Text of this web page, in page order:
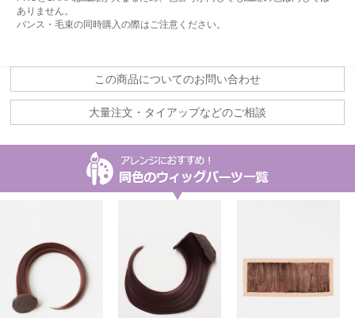
ありません。
バンス・毛束の同時購入の際はご注意ください。
この商品についてのお問い合わせ
大量注文・タイアップなどのご相談